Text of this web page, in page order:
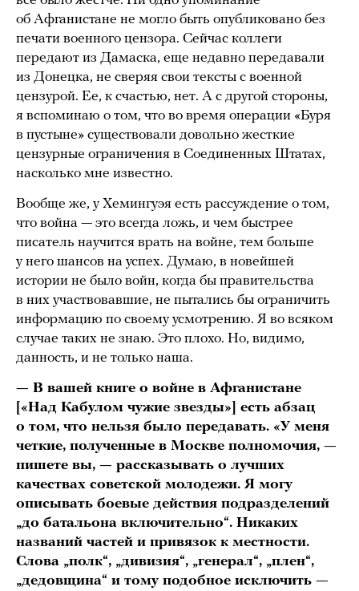
об Афганистане не могло быть опубликовано без
печати военного цензора. Сейчас коллеги
передают из Дамаска, еще недавно передавали
из Донецка, не сверяя свои тексты с военной
цензурой. Ее, к счастью, нет. А с другой стороны,
я вспоминаю о том, что во время операции «Буря
в пустыне» существовали довольно жесткие
цензурные ограничения в Соединенных Штатах,
насколько мне известно.
Вообще же, у Хемингуэя есть рассуждение о том,
что война — это всегда ложь, и чем быстрее
писатель научится врать на войне, тем больше
у него шансов на успех. Думаю, в новейшей
истории не было войн, когда бы правительства
в них участвовавшие, не пытались бы ограничить
информацию по своему усмотрению. Я во всяком
случае таких не знаю. Это плохо. Но, видимо,
данность, и не только наша.
— В вашей книге о войне в Афганистане
[«Над Кабулом чужие звезды»] есть абзац
о том, что нельзя было передавать. «У меня
четкие, полученные в Москве полномочия, —
пишете вы, — рассказывать о лучших
качествах советской молодежи. Я могу
описывать боевые действия подразделений
„до батальона включительно“. Никаких
названий частей и привязок к местности.
Слова „полк“, „дивизия“, „генерал“, „плен“,
„дедовщина“ и тому подобное исключить —